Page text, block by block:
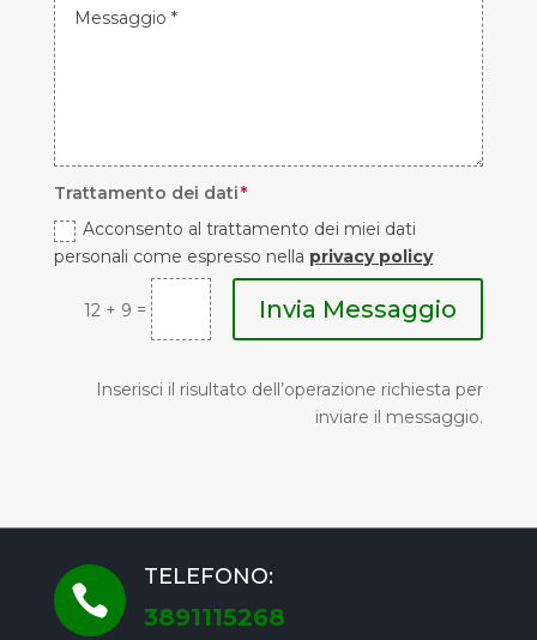
Trattamento dei dati
Acconsento al trattamento dei miei dati
personali come espresso nella privacy policy
12 + 9 = Invia Messaggio
Inserisci il risultato dell’operazione richiesta per
inviare il messaggio.

TELEFONO:
3891115268